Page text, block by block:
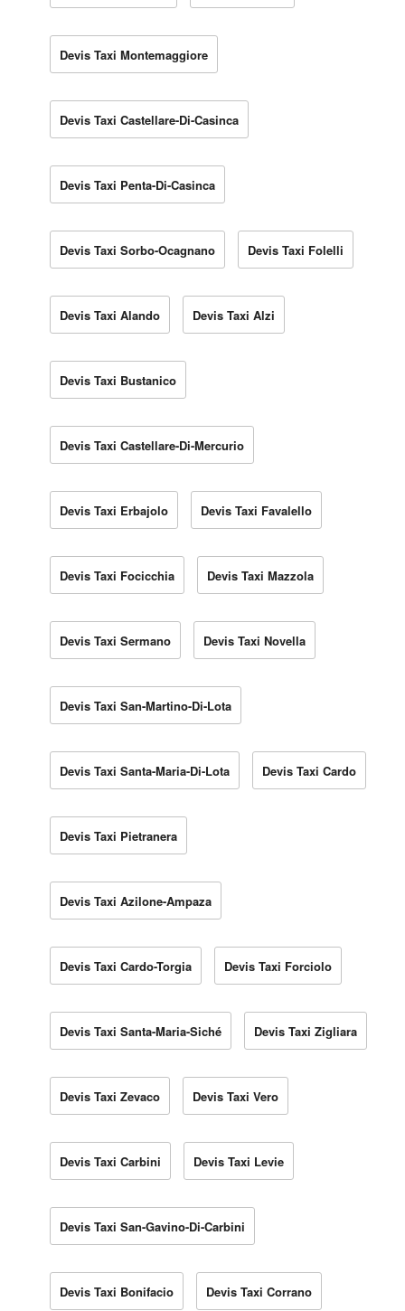
Devis Taxi Montemaggiore
Devis Taxi Castellare-Di-Casinca
Devis Taxi Penta-Di-Casinca
Devis Taxi Sorbo-Ocagnano Devis Taxi Folelli
Devis Taxi Alando Devis Taxi Alzi
Devis Taxi Bustanico
Devis Taxi Castellare-Di-Mercurio
Devis Taxi Erbajolo Devis Taxi Favalello
Devis Taxi Focicchia Devis Taxi Mazzola
Devis Taxi Sermano Devis Taxi Novella
Devis Taxi San-Martino-Di-Lota
Devis Taxi Santa-Maria-Di-Lota Devis Taxi Cardo
Devis Taxi Pietranera
Devis Taxi Azilone-Ampaza
Devis Taxi Cardo-Torgia Devis Taxi Forciolo
Devis Taxi Santa-Maria-Siché Devis Taxi Zigliara
Devis Taxi Zevaco Devis Taxi Vero
Devis Taxi Carbini Devis Taxi Levie
Devis Taxi San-Gavino-Di-Carbini
Devis Taxi Bonifacio Devis Taxi Corrano